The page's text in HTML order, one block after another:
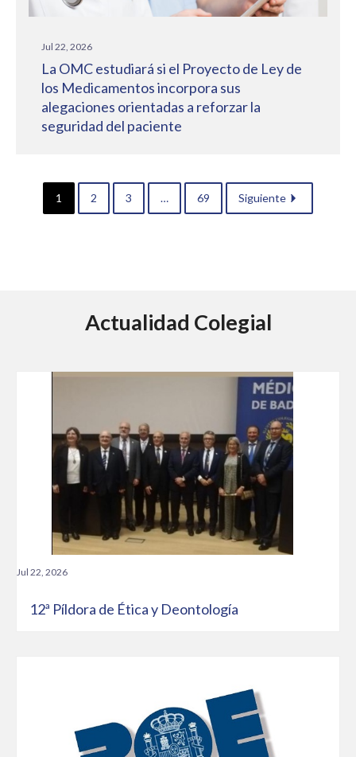
Jul 22, 2026
La OMC estudiará si el Proyecto de Ley de
los Medicamentos incorpora sus
alegaciones orientadas a reforzar la
seguridad del paciente
1 2 3 … 69 Siguiente
Actualidad Colegial
Jul 22, 2026
12ª Píldora de Ética y Deontología